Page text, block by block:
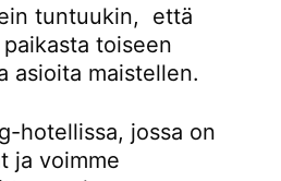
tuntuukin, että
toiseen
asioita maistellen.
hotellissa, jossa on
ja voimme